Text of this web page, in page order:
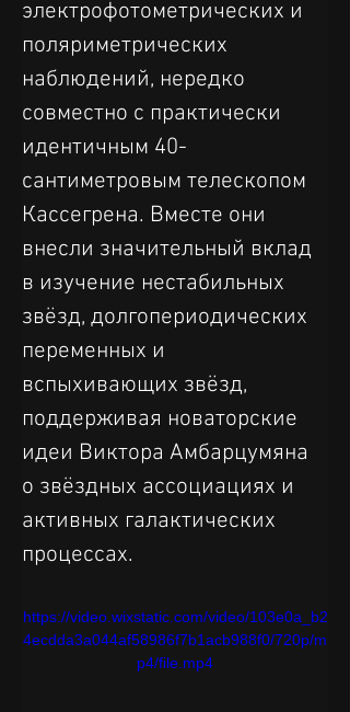
электрофотометрических и
поляриметрических
наблюдений, нередко
совместно с практически
идентичным 40-
сантиметровым телескопом
Кассегрена. Вместе они
внесли значительный вклад
в изучение нестабильных
звёзд, долгопериодических
переменных и
вспыхивающих звёзд,
поддерживая новаторские
идеи Виктора Амбарцумяна
о звёздных ассоциациях и
активных галактических
процессах.
https://video.wixstatic.com/video/103e0a_b2
4ecdda3a044af58986f7b1acb988f0/720p/m
p4/file.mp4